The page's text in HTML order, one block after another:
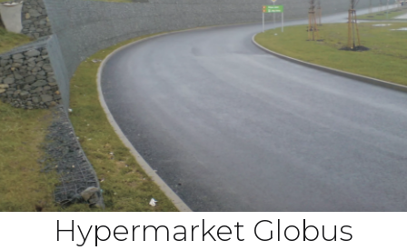
Hypermarket Globus